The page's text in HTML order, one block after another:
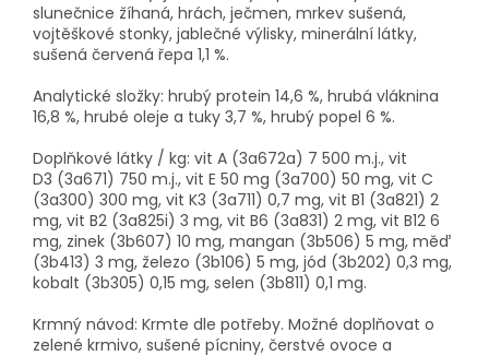
slunečnice žíhaná, hrách, ječmen, mrkev sušená,
vojtěškové stonky, jablečné výlisky, minerální látky,
sušená červená řepa 1,1 %.
Analytické složky: hrubý protein 14,6 %, hrubá vláknina
16,8 %, hrubé oleje a tuky 3,7 %, hrubý popel 6 %.
Doplňkové látky / kg: vit A (3a672a) 7 500 m.j., vit
D3 (3a671) 750 m.j., vit E 50 mg (3a700) 50 mg, vit C
(3a300) 300 mg, vit K3 (3a711) 0,7 mg, vit B1 (3a821) 2
mg, vit B2 (3a825i) 3 mg, vit B6 (3a831) 2 mg, vit B12 6
mg, zinek (3b607) 10 mg, mangan (3b506) 5 mg, měď
(3b413) 3 mg, železo (3b106) 5 mg, jód (3b202) 0,3 mg,
kobalt (3b305) 0,15 mg, selen (3b811) 0,1 mg.
Krmný návod: Krmte dle potřeby. Možné doplňovat o
zelené krmivo, sušené pícniny, čerstvé ovoce a